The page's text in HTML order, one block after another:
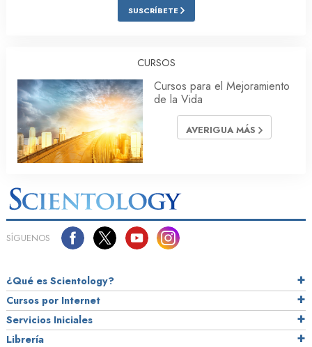
SUSCRÍBETE
CURSOS
Cursos para el Mejoramiento
de la Vida
AVERIGUA MÁS
SÍGUENOS
¿Qué es Scientology?
Cursos por Internet
Servicios Iniciales
Librería